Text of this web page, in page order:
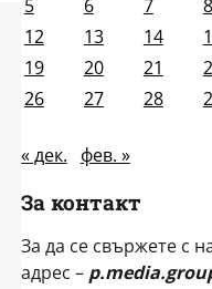
5
6 7 8
12
13 14
19
20 21
26
27 28
« дек. фев. »
За контакт
За да се свържете с
адрес –